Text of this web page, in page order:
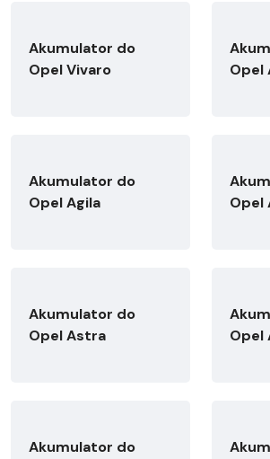
Akumulator do
Opel Vivaro
Opel
Akumulator do
Opel Agila
Opel
Akumulator do
Opel Astra
Opel
Akumulator do